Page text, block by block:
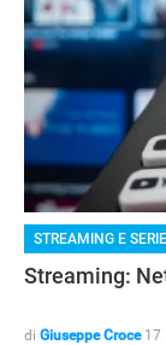
GUIDE ALL'ACQUISTO
STREAMING E
Streaming:
di Giuseppe Croce 17